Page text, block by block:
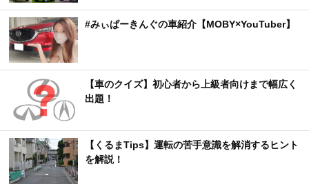
#みぃぱーきんぐの車紹介【MOBY×YouTuber】
【車のクイズ】初心者から上級者向けまで幅広く
出題！
【くるまTips】運転の苦手意識を解消するヒント
を解説！